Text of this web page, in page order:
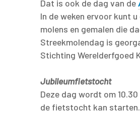
Dat is ook de dag van de
In de weken ervoor kunt
molens en gemalen die
Streekmolendag is
Stichting Werelderfgoed
Jubileumfietstocht
Deze dag wordt om
de fietstocht kan starten.